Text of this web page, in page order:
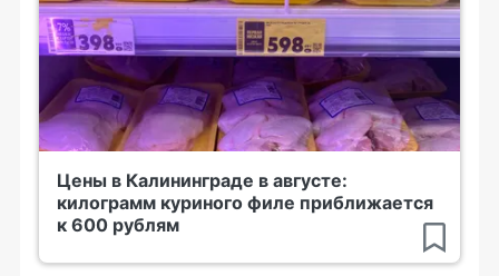
Цены в Калининграде в августе:
килограмм куриного филе приближается
к 600 рублям